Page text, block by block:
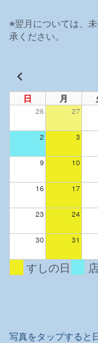
※翌月については、
承ください。
日 月
26 27
2 3
9 10
16 17
23 24
30 31
すしの日
写真をタップすると